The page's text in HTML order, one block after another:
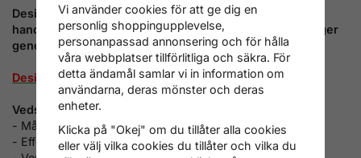
Designa vedspisDominoD6 med olika färger,luckor,
handtag, topplatta, skorstensanslutningar och ledstänger
genom nedanstående länk:
Designa vedspis Domino D6
Vedspis Domino D6- Tekniska uppgifter
- Mått: B600*L600*H860mm
- Effekt: 5,5kW(max 7,5kW)
Vi använder cookies för att ge dig en
personlig shoppingupplevelse,
personanpassad annonsering och för hålla
våra webbplatser tillförlitliga och säkra. För
detta ändamål samlar vi in information om
användarna, deras mönster och deras
enheter.
Klicka på "Okej" om du tillåter alla cookies
eller välj vilka cookies du tillåter och vilka du